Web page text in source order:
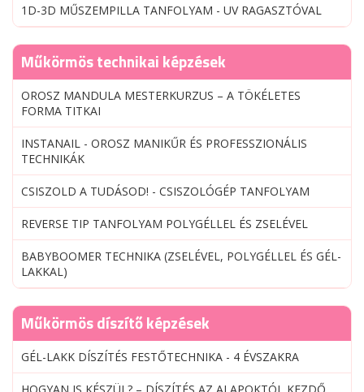
1D-3D MŰSZEMPILLA TANFOLYAM - UV RAGASZTÓVAL
Műkörmös technikai képzések
OROSZ MANDULA MESTERKURZUS – A TÖKÉLETES
FORMA TITKAI
INSTANAIL - OROSZ MANIKŰR ÉS PROFESSZIONÁLIS
TECHNIKÁK
CSISZOLD A TUDÁSOD! - CSISZOLÓGÉP TANFOLYAM
REVERSE TIP TANFOLYAM POLYGÉLLEL ÉS ZSELÉVEL
BABYBOOMER TECHNIKA (ZSELÉVEL, POLYGÉLLEL ÉS GÉL-
LAKKAL)
Műkörmös díszítő képzések
GÉL-LAKK DÍSZÍTÉS FESTŐTECHNIKA - 4 ÉVSZAKRA